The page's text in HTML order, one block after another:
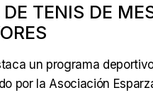
TENIS DE
un programa
por la Asociación